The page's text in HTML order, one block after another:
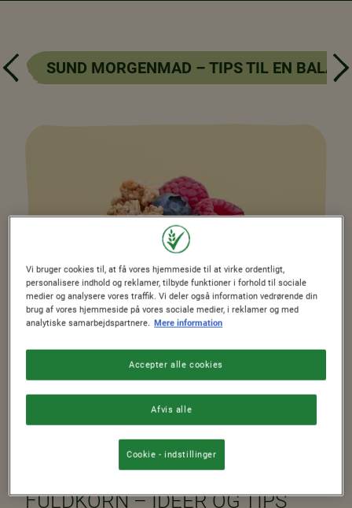
SUND MORGENMAD – TIPS TIL EN
Sund morgenmad – tips til en balanceret kost
FULDKORN – IDÉER OG TIPS
Vi bruger cookies til, at få vores hjemmeside til at virke ordentligt,
personalisere indhold og reklamer, tilbyde funktioner i forhold til sociale
medier og analysere vores traffik. Vi deler også information vedrørende din
brug af vores hjemmeside på vores sociale medier, i reklamer og med
analytiske samarbejdspartnere. Mere information
Afvis alle
Accepter alle cookies
Cookie - indstillinger